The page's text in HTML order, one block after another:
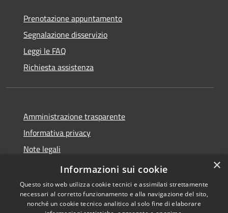
Prenotazione appuntamento
Segnalazione disservizio
Leggi le FAQ
Richiesta assistenza
Amministrazione trasparente
Informativa privacy
Note legali
Dichiarazione di accessibilità
×
Informazioni sui cookie
Questo sito web utilizza cookie tecnici e assimilati strettamente
necessari al corretto funzionamento e alla navigazione del sito,
nonché un cookie tecnico analitico al solo fine di elaborare